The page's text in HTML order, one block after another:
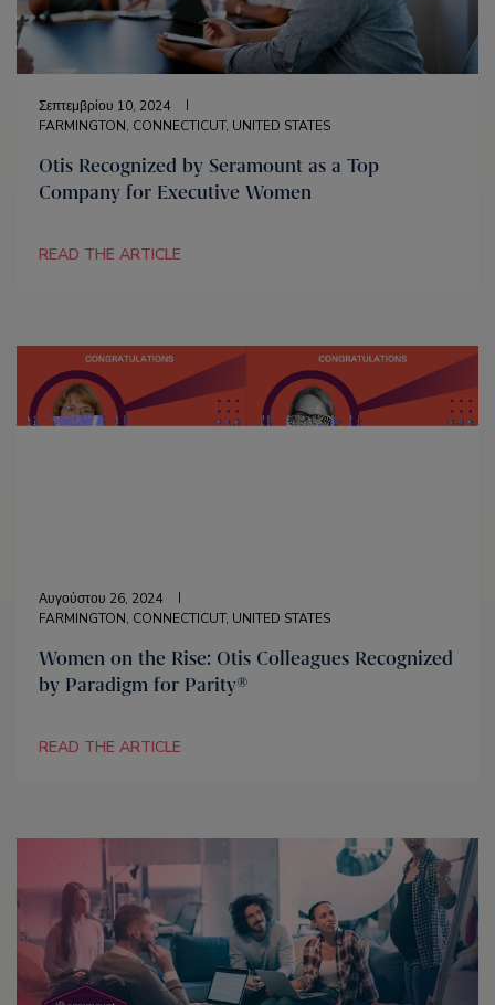
Σεπτεμβρίου 10, 2024
FARMINGTON, CONNECTICUT, UNITED STATES
Otis Recognized by Seramount as a Top
Company for Executive Women
READ THE ARTICLE
Αυγούστου 26, 2024
FARMINGTON, CONNECTICUT, UNITED STATES
Women on the Rise: Otis Colleagues Recognized
by Paradigm for Parity®
READ THE ARTICLE